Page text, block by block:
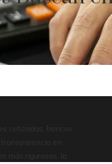
cotizadas, bancos,
en
más rigurosas: la